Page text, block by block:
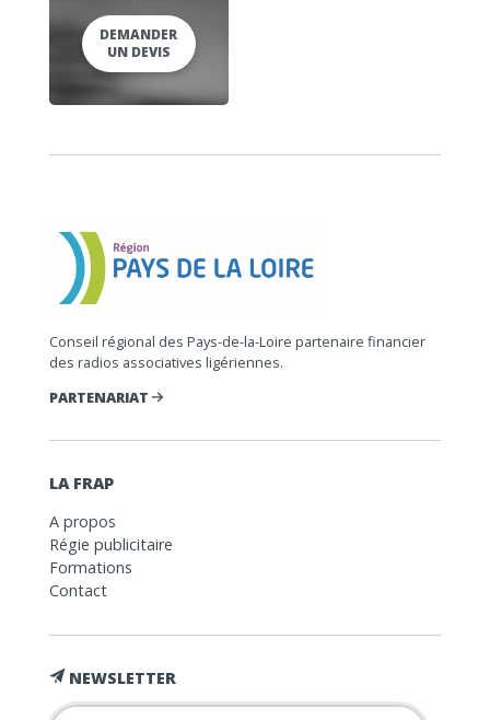
DEMANDER
UN DEVIS
Conseil régional des Pays-de-la-Loire partenaire financier
des radios associatives ligériennes.
PARTENARIAT
LA FRAP
A propos
Régie publicitaire
Formations
Contact
NEWSLETTER